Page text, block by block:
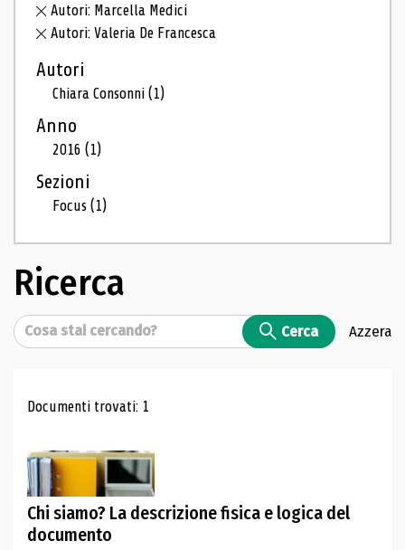
Autori: Marcella Medici
Autori: Valeria De Francesca
Autori
Chiara Consonni(1)
Anno
2016(1)
Sezioni
Focus(1)
Ricerca
Cerca Cerca Azzera
Risultati di ricerca
Documenti trovati: 1
Chi siamo? La descrizione fisica e logica del
documento